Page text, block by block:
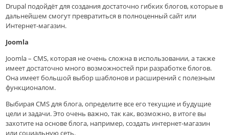
Drupal подойдёт для создания достаточно гибких блогов, которые в
дальнейшем смогут превратиться в полноценный сайт или
Интернет-магазин.
Joomla
Joomla – CMS, которая не очень сложна в использовании, а также
имеет достаточно много возможностей при разработке блогов.
Она имеет большой выбор шаблонов и расширений с полезным
функционалом.
Выбирая CMS для блога, определите все его текущие и будущие
цели и задачи. Это очень важно, так как, возможно, в итоге вы
захотите на основе блога, например, создать интернет-магазин
или социальную сеть.